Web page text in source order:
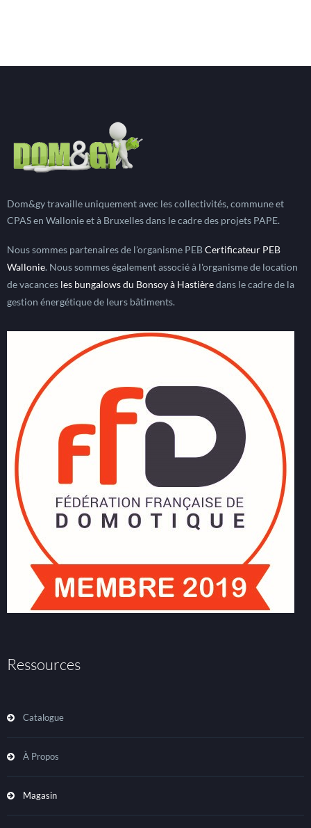
Dom&gy travaille uniquement avec les collectivités, commune et
CPAS en Wallonie et à Bruxelles dans le cadre des projets PAPE.
Nous sommes partenaires de l'organisme PEBCertificateur PEB
Wallonie. Nous sommes également associé à l'organisme de location
de vacances les bungalows du Bonsoy à Hastièredans le cadre de la
gestion énergétique de leurs bâtiments.
Ressources
Catalogue
À Propos
Magasin